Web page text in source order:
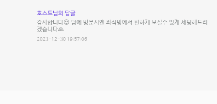
호스트님의 답글
감사합니다😍 담에 방문시엔 좌식방에서 편하게 보실수 있게 세팅해드리
겠습니다🙏
2023-12-30 19:57:06